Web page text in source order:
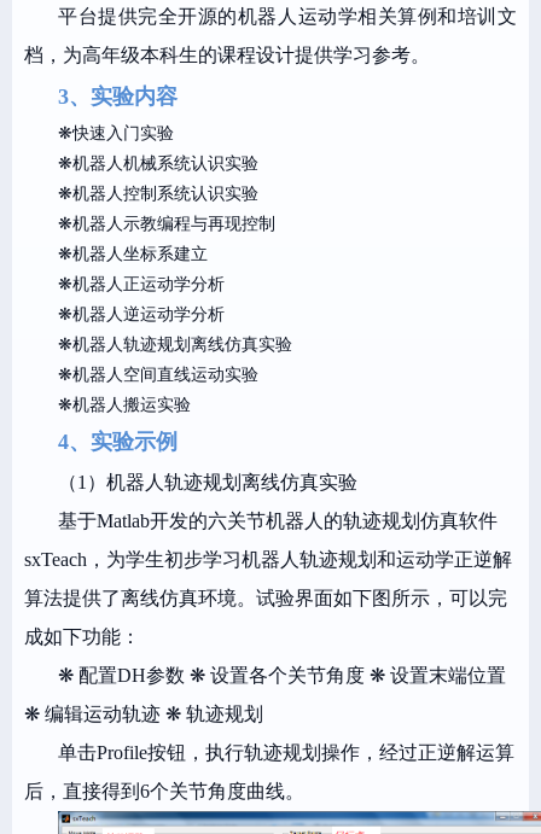
平台提供完全开源的机器人运动学相关算例和培训文
档，为高年级本科生的课程设计提供学习参考。
3、实验内容
❋快速入门实验
❋机器人机械系统认识实验
❋机器人控制系统认识实验
❋机器人示教编程与再现控制
❋机器人坐标系建立
❋机器人正运动学分析
❋机器人逆运动学分析
❋机器人轨迹规划离线仿真实验
❋机器人空间直线运动实验
❋机器人搬运实验
4、实验示例
（1）机器人轨迹规划离线仿真实验
基于Matlab开发的六关节机器人的轨迹规划仿真软件
sxTeach，为学生初步学习机器人轨迹规划和运动学正逆解
算法提供了离线仿真环境。试验界面如下图所示，可以完
成如下功能：
❋ 配置DH参数 ❋ 设置各个关节角度 ❋ 设置末端位置
❋ 编辑运动轨迹 ❋ 轨迹规划
单击Profile按钮，执行轨迹规划操作，经过正逆解运算
后，直接得到6个关节角度曲线。